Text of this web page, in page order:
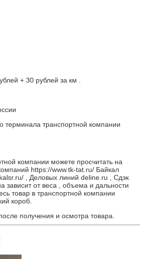
+ 30 рублей за км .
терминала транспортной компании
компании можете просчитать на
https://www.tk-tat.ru/ Байкал
, Деловых линий deline.ru , Сдэк
зависит от веса , объема и дальности
товар в транспортной компании
короб.
получения и осмотра товара.